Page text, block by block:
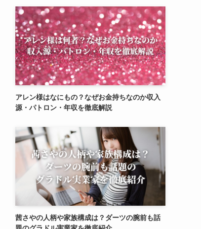
アレン様はなにもの？なぜお金持ちなのか収入
源・パトロン・年収を徹底解説
茜さやの人柄や家族構成は？ダーツの腕前も話